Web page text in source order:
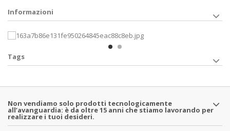
Informazioni
Tags
Non vendiamo solo prodotti tecnologicamente
all’avanguardia: è da oltre 15 anni che stiamo lavorando per
realizzare i tuoi desideri.